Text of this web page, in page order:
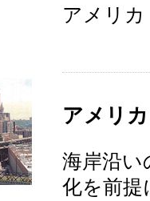
アメリ
アメリ
海岸沿い
化を前提